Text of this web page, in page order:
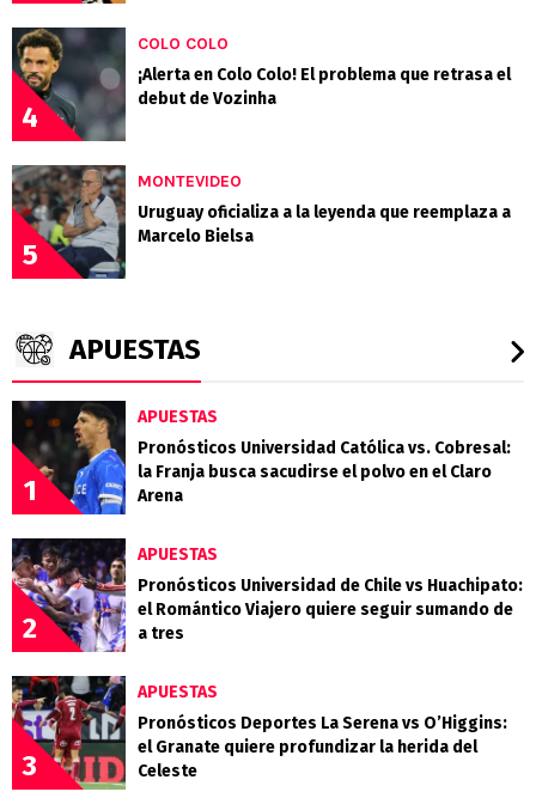
4
COLO COLO
¡Alerta en Colo Colo! El problema que retrasa el
debut de Vozinha
5
MONTEVIDEO
Uruguay oficializa a la leyenda que reemplaza a
Marcelo Bielsa
APUESTAS
1
APUESTAS
Pronósticos Universidad Católica vs. Cobresal:
la Franja busca sacudirse el polvo en el Claro
Arena
2
APUESTAS
Pronósticos Universidad de Chile vs Huachipato:
el Romántico Viajero quiere seguir sumando de
a tres
3
APUESTAS
Pronósticos Deportes La Serena vs O’Higgins:
el Granate quiere profundizar la herida del
Celeste